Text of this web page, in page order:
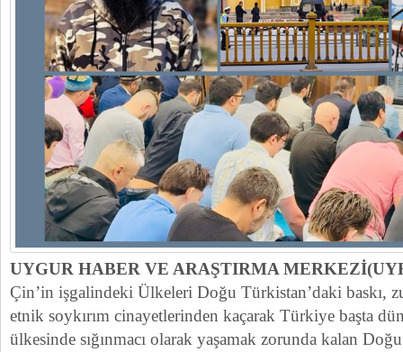
UYGUR HABER VE ARAŞTIRMA
Çin’in işgalindeki Ülkeleri Doğu Türkistan’daki baskı,
etnik soykırım cinayetlerinden kaçarak Türkiye başta
ülkesinde sığınmacı olarak yaşamak zorunda kalan